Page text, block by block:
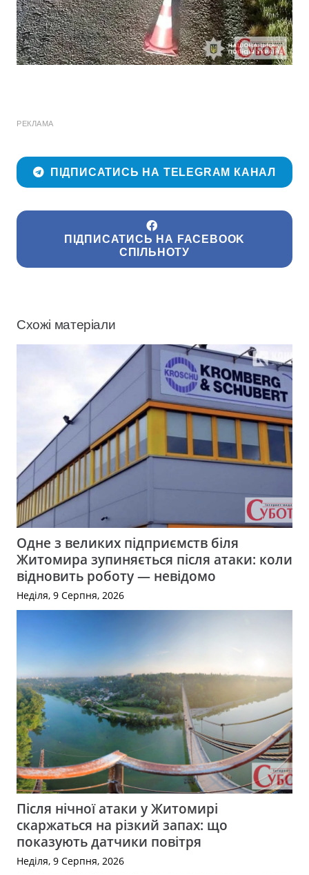
РЕКЛАМА
ПІДПИСАТИСЬ НА TELEGRAM КАНАЛ
ПІДПИСАТИСЬ НА FACEBOOK
СПІЛЬНОТУ
Схожі матеріали
Одне з великих підприємств біля
Житомира зупиняється після атаки: коли
відновить роботу — невідомо
Неділя, 9 Серпня, 2026
Після нічної атаки у Житомирі
скаржаться на різкий запах: що
показують датчики повітря
Неділя, 9 Серпня, 2026